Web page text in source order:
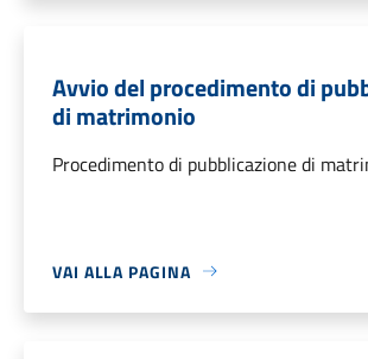
Avvio del procedimento di
di matrimonio
Procedimento di pubblicazione di
VAI ALLA PAGINA